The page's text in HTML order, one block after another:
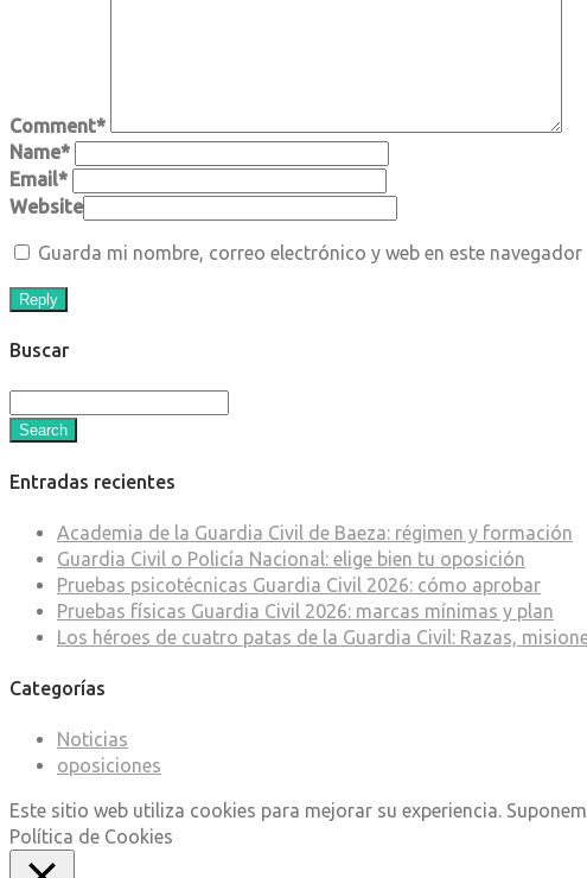
Comment*
Name*
Email*
Website
Guarda mi nombre, correo electrónico y web en este
Reply
Buscar
Search
Entradas recientes
Academia de la Guardia Civil de Baeza: régimen y formación
Guardia Civil o Policía Nacional: elige bien tu oposición
Pruebas psicotécnicas Guardia Civil 2026: cómo aprobar
Pruebas físicas Guardia Civil 2026: marcas mínimas y plan
Los héroes de cuatro patas de la Guardia Civil: Razas,
Categorías
Noticias
oposiciones
Este sitio web utiliza cookies para mejorar su experiencia.
Política de Cookies